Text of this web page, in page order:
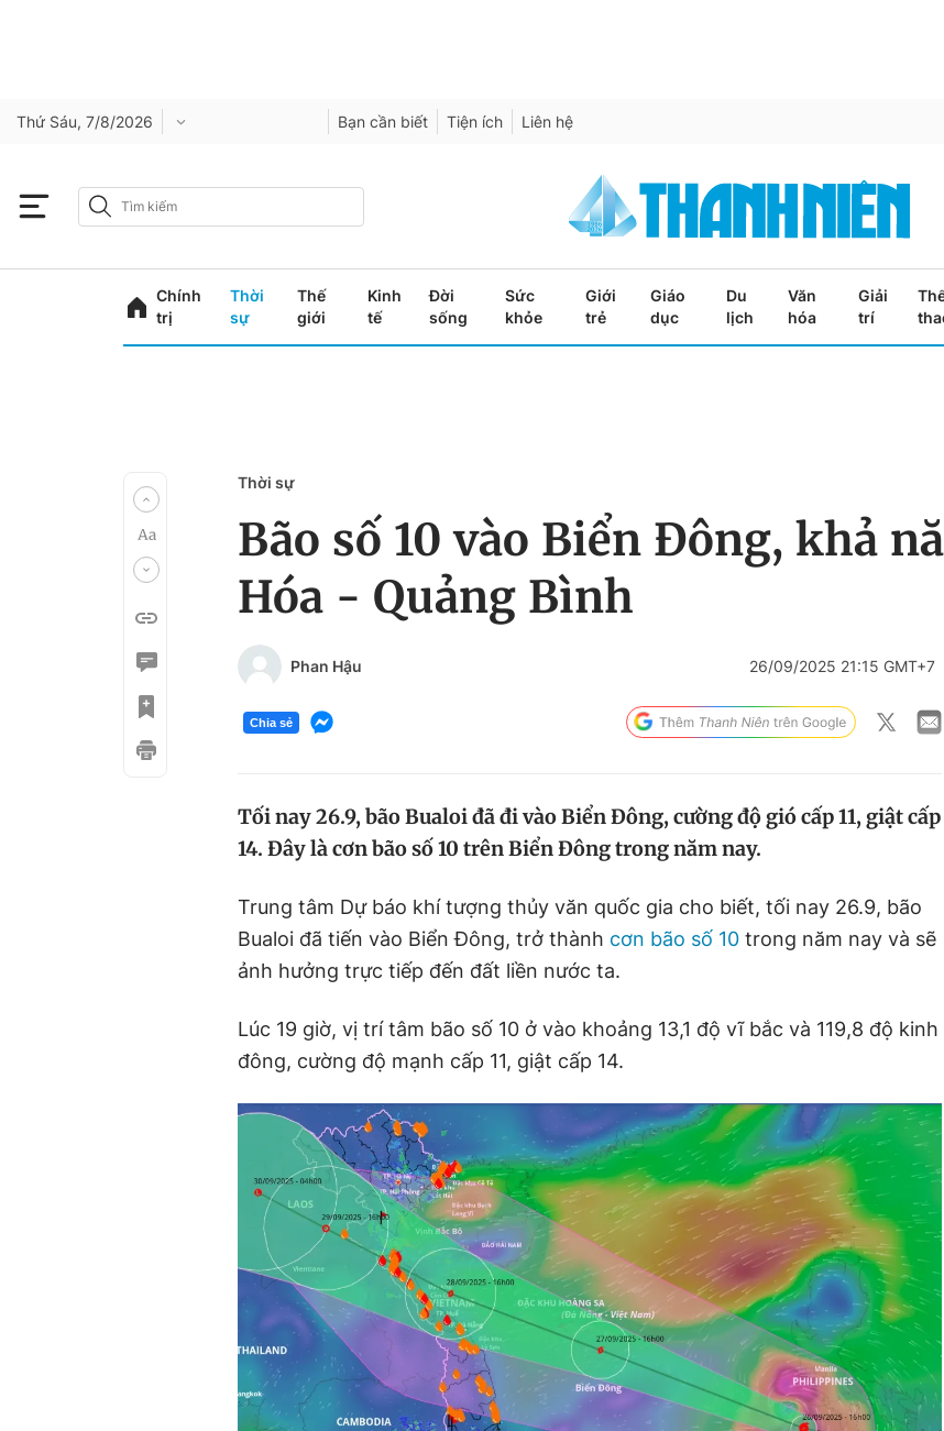
Thứ Sáu, 7/8/2026 Bạn cần biết Tiện ích Liên hệ
Chính
trị
Thời
sự
Thế
giới
Kinh
tế
Đời
sống
Sức
khỏe
Giới
trẻ
Giáo
dục
Du
lịch
Văn
hóa
Giải
trí
Thời sự
Bão số 10 vào Biển Đông, khả
Hóa - Quảng Bình
Phan Hậu 26/09/2025 21:15 GMT+7
Chia sẻ
Tối nay 26.9, bão Bualoi đã đi vào Biển Đông, cường độ gió cấp 11, giật cấp
14. Đây là cơn bão số 10 trên Biển Đông trong năm nay.
Trung tâm Dự báo khí tượng thủy văn quốc gia cho biết, tối nay 26.9, bão
Bualoi đã tiến vào Biển Đông, trở thành cơn bão số 10 trong năm nay và sẽ
ảnh hưởng trực tiếp đến đất liền nước ta.
Lúc 19 giờ, vị trí tâm bão số 10 ở vào khoảng 13,1 độ vĩ bắc và 119,8 độ kinh
đông, cường độ mạnh cấp 11, giật cấp 14.